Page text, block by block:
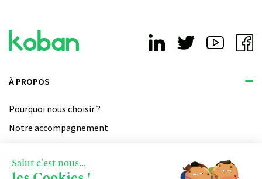
À PROPOS
Pourquoi nous choisir ?
Notre accompagnement
Devenir partenaire
Salut c'est nous...